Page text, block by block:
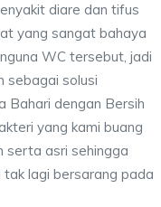
diare dan tifus
yang sangat bahaya
WC tersebut, jadi
sebagai solusi
Bahari dengan Bersih
yang kami buang
serta asri sehingga
lagi bersarang pada